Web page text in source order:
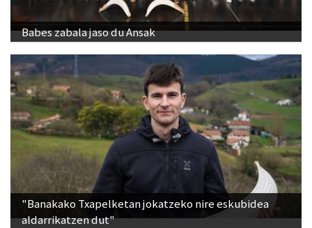
Babes zabala jaso du Ansak
"Banakako Txapelketan jokatzeko nire eskubidea
aldarrikatzen dut"